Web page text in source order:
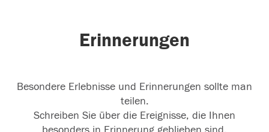
Erinnerungen
Besondere Erlebnisse und Erinnerungen sollte man
teilen.
Schreiben Sie über die Ereignisse, die Ihnen